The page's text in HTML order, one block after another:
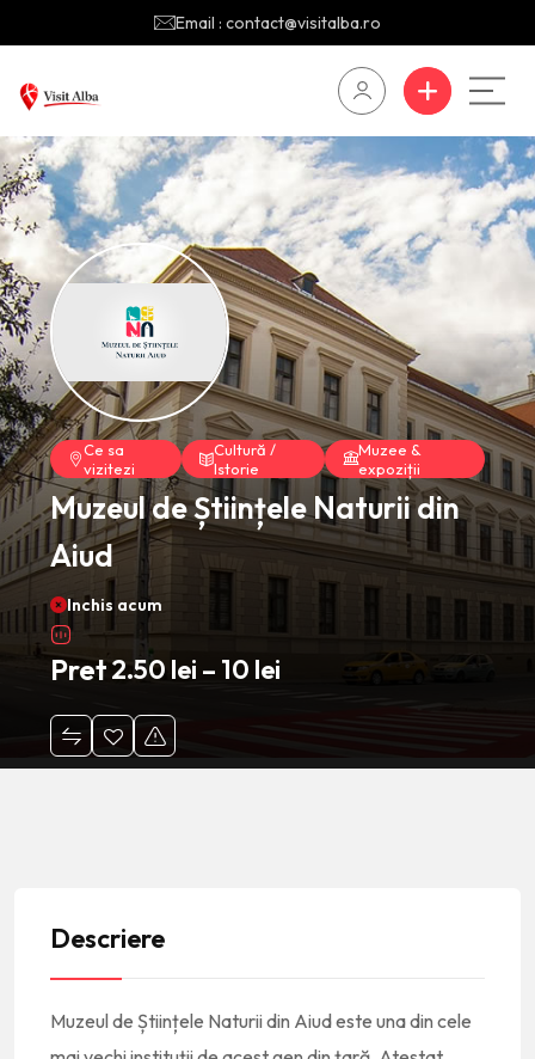
Email : contact@visitalba.ro
Ce sa
vizitezi
Cultură /
Istorie
Muzee &
expoziții
Muzeul de Științele Naturii din
Aiud
Inchis acum
Pret2.50 lei – 10 lei
Descriere
Muzeul de Științele Naturii din Aiud este una din cele